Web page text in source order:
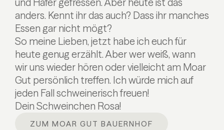
anders. Kennt ihr das auch? Dass ihr manches
Essen gar nicht mögt?
So meine Lieben, jetzt habe ich euch für
heute genug erzählt. Aber wer weiß, wann
wir uns wieder hören oder vielleicht am Moar
Gut persönlich treffen. Ich würde mich auf
jeden Fall schweinerisch freuen!
Dein Schweinchen Rosa!
ZUM MOAR GUT BAUERNHOF